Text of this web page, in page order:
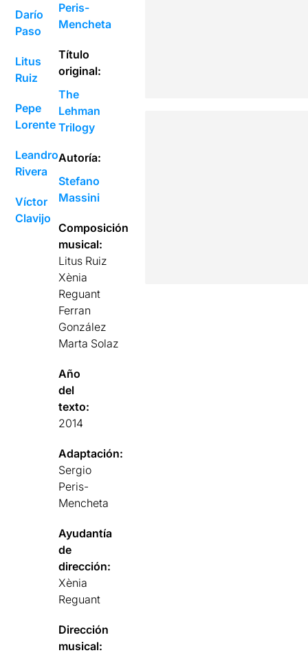
Darío
Paso
Litus
Ruiz
Pepe
Lorente
Leandro
Rivera
Víctor
Clavijo
Peris-
Mencheta
Título
original:
The
Lehman
Trilogy
Autoría:
Stefano
Massini
Composición
musical:
Litus Ruiz
Xènia
Reguant
Ferran
González
Marta Solaz
Año
del
texto:
2014
Adaptación:
Sergio
Peris-
Mencheta
Ayudantía
de
dirección:
Xènia
Reguant
Dirección
musical: